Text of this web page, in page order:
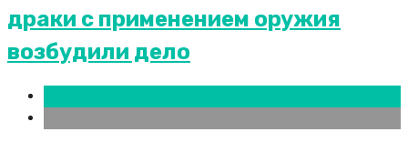
драки с применением оружия
возбудили дело